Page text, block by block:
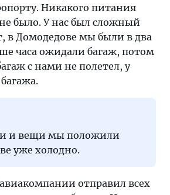
Никакого питания
было. У нас был сложный
в Домодедове мы были в два
часа ожидали багаж, потом
с нами не полетел, у
и вещи мы положили
уже холодно.
отправил всех